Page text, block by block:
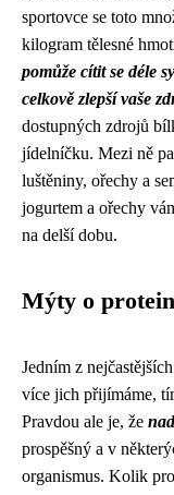
sportovce se toto
kilogram tělesné
pomůže cítit se déle
celkově zlepší vaše
dostupných zdrojů
jídelníčku. Mezi ně
luštěniny, ořechy a
jogurtem a ořechy
na delší dobu.
Mýty o
Jedním z
více jich přijímáme,
Pravdou ale je, že
prospěšný a v
organismus. Kolik